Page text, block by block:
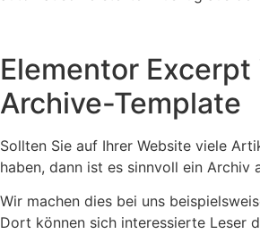
Elementor Excerpt
Archive-Template
Sollten Sie auf Ihrer Website viele
haben, dann ist es sinnvoll ein Archiv
Wir machen dies bei uns
Dort können sich interessierte Leser